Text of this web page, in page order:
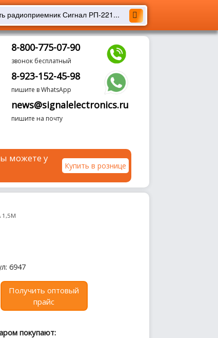
8-800-775-07-90
звонок бесплатный
8-923-152-45-98
пишите в WhatsApp
news@signalelectronics.ru
пишите на почту
можете у
Купить в рознице
1,5М
6947
Получить оптовый
прайс
покупают: